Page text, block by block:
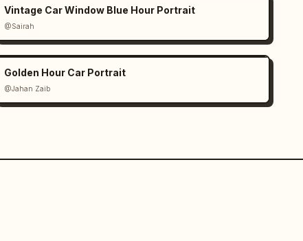
Vintage Car Window Blue Hour Portrait
@Sairah
Golden Hour Car Portrait
@Jahan Zaib